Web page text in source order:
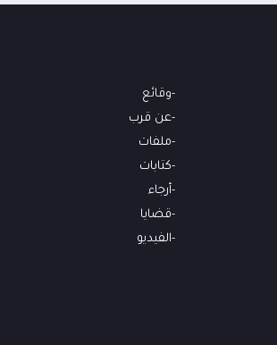
وقائع
عن قرب
ملفات
كتابات
أرجاء
قضايا
الفيديو